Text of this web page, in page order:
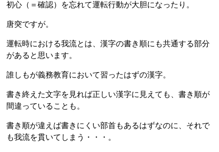
初心（＝確認）を忘れて運転行動が大胆になったり。
唐突ですが。
運転時における我流とは、漢字の書き順にも共通する部分
があると思います。
誰しもが義務教育において習ったはずの漢字。
書き終えた文字を見れば正しい漢字に見えても、書き順が
間違っていることも。
書き順が違えば書きにくい部首もあるはずなのに、それで
も我流を貫いてしまう・・・。